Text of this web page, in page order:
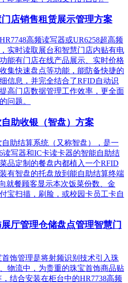
店销售租赁展示管理方案
高频读写器或UR6258超高频
实时读取展台和智慧门店内贴有电
能有门店在线产品展示、实时价格
集快速盘点等功能，能防备快捷的
信息，并完全结合了RFID自动识
高门店数据管理工作效率，更全面
问题。
助收银（智盘）方案
助结算系统（又称智盘），是一
读写器和IC卡读卡器的智能自助结
品定制的餐盘内都植入一个RFID
有智盘的托盘放到能自助结算终端
就餐顾客显示本次饭菜份数、金
宝扫描，刷脸，或校园卡员工卡自
厅管理仓储盘点管理智慧门
饰管理是将射频识别技术引入珠
物流中，为贵重的珠宝首饰商品贴
，结合安装在柜台中的HR7738高频